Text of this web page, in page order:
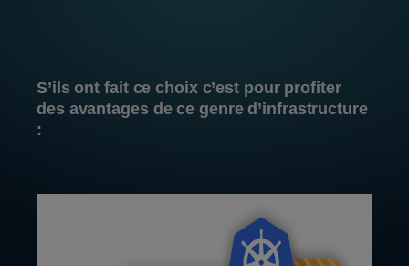
S’ils ont fait ce choix c’est pour profiter
des avantages de ce genre d’infrastructure
: